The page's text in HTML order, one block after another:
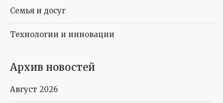
Семья и досуг
Технологии и инновации
Архив новостей
Август 2026